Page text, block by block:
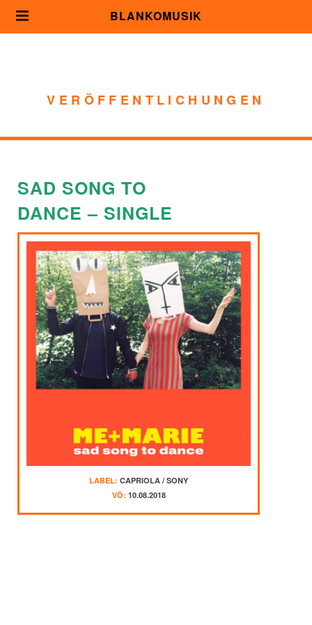
BLANKOMUSIK
VERÖFFENTLICHUNGEN
SAD SONG TO
DANCE – SINGLE
LABEL: CAPRIOLA / SONY
VÖ: 10.08.2018